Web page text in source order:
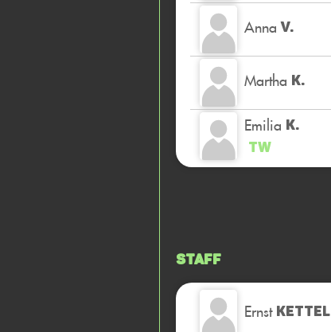
Anna V.
Martha K.
Emilia K.
TW
Staff
Ernst KETTEL